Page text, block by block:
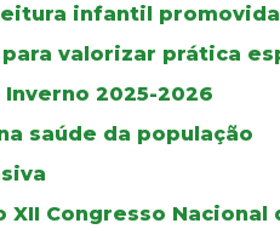
infantil
valorizar prática
Inverno 2025-2026
saúde da população
Congresso